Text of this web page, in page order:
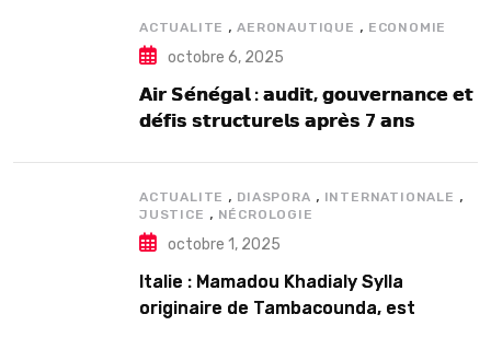
ACTUALITE ,AERONAUTIQUE , ECONOMIE
octobre 6, 2025
𝗔𝗶𝗿 𝗦𝗲́𝗻𝗲́𝗴𝗮𝗹 : 𝗮𝘂𝗱𝗶𝘁, 𝗴𝗼𝘂𝘃𝗲𝗿𝗻𝗮𝗻𝗰𝗲 𝗲𝘁
𝗱𝗲́𝗳𝗶𝘀 𝘀𝘁𝗿𝘂𝗰𝘁𝘂𝗿𝗲𝗹𝘀 𝗮𝗽𝗿𝗲̀𝘀 7 𝗮𝗻𝘀
ACTUALITE , DIASPORA , INTERNATIONALE ,
JUSTICE , NÉCROLOGIE
octobre 1, 2025
Italie : Mamadou Khadialy Sylla
originaire de Tambacounda, est